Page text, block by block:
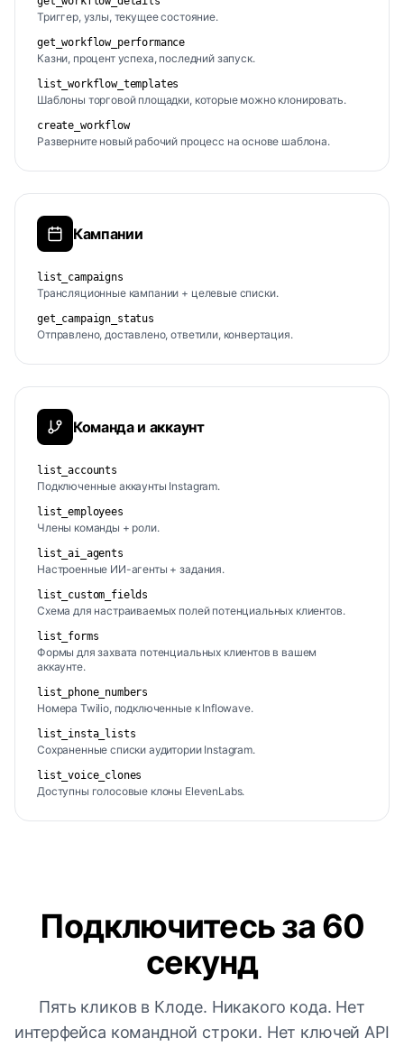
Триггер, узлы, текущее состояние.
get_workflow_performance
Казни, процент успеха, последний запуск.
list_workflow_templates
Шаблоны торговой площадки, которые можно клонировать.
create_workflow
Разверните новый рабочий процесс на основе шаблона.
Кампании
list_campaigns
Трансляционные кампании + целевые списки.
get_campaign_status
Отправлено, доставлено, ответили, конвертация.
Команда и аккаунт
list_accounts
Подключенные аккаунты Instagram.
list_employees
Члены команды + роли.
list_ai_agents
Настроенные ИИ-агенты + задания.
list_custom_fields
Схема для настраиваемых полей потенциальных клиентов.
list_forms
Формы для захвата потенциальных клиентов в вашем
аккаунте.
list_phone_numbers
Номера Twilio, подключенные к Inflowave.
list_insta_lists
Сохраненные списки аудитории Instagram.
list_voice_clones
Доступны голосовые клоны ElevenLabs.
Подключитесь за 60
секунд
Пять кликов в Клоде. Никакого кода. Нет
интерфейса командной строки. Нет ключей API